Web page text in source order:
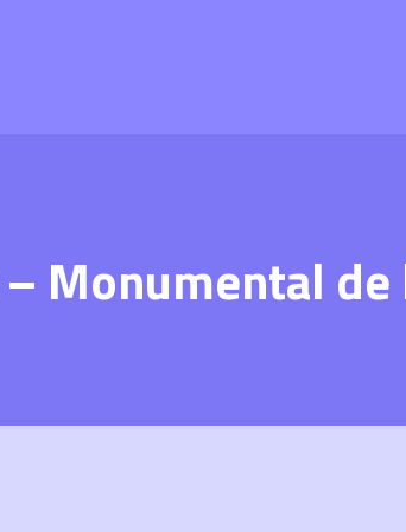
Monumental de